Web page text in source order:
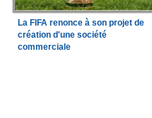
La FIFA renonce à son projet de
création d'une société
commerciale